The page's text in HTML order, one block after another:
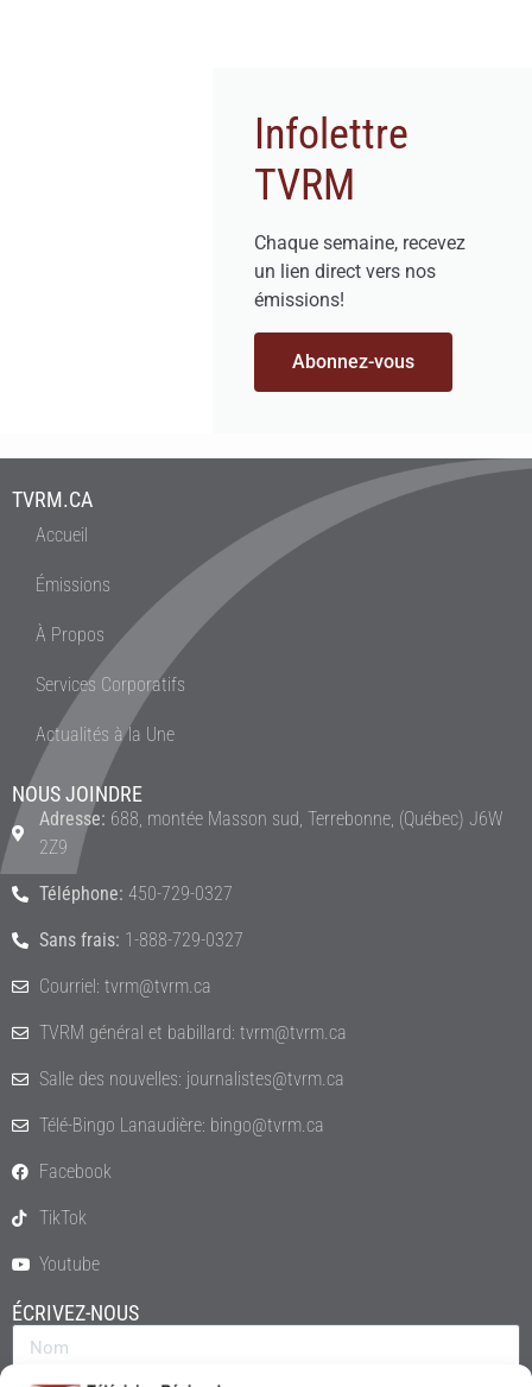
Infolettre
TVRM
Chaque semaine, recevez
un lien direct vers nos
émissions!
Abonnez-vous
TVRM.CA
Accueil
Émissions
À Propos
Services Corporatifs
Actualités à la Une
NOUS JOINDRE
Adresse: 688, montée Masson sud, Terrebonne, (Québec) J6W
2Z9
Téléphone: 450-729-0327
Sans frais: 1-888-729-0327
Courriel: tvrm@tvrm.ca
TVRM général et babillard: tvrm@tvrm.ca
Salle des nouvelles: journalistes@tvrm.ca
Télé-Bingo Lanaudière: bingo@tvrm.ca
Facebook
TikTok
Youtube
ÉCRIVEZ-NOUS